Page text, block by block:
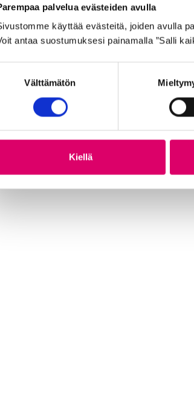
palvelua evästeiden avulla
käyttää evästeitä, joiden avulla
antaa suostumuksesi painamalla ”Salli
Välttämätön
Kiellä
47-622
DELTA